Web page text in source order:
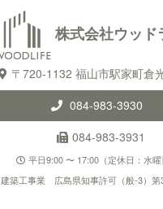
株式会社ウッド
〒720-1132 福山市駅家町倉
084-983-3930
084-983-3931
平日9:00 〜 17:00（定休日：水曜
建築工事業 広島県知事許可（般-3）第